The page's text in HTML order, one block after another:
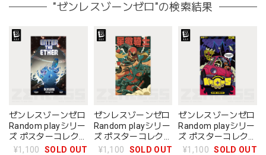
"ゼンレスゾーンゼロ"の検索結果
ゼンレスゾーンゼロ
Random playシリー
ズ ポスターコレクシ
ョン エーテル・ドリ
¥1,100 SOLD OUT
ゼンレスゾーンゼロ
Random playシリー
ズ ポスターコレクシ
ョン スターライトナ
¥1,100 SOLD OUT
ゼンレスゾーンゼロ
Random playシリー
ズ ポスターコレクシ
ョン ボンプは知って
¥1,100 SOLD OUT